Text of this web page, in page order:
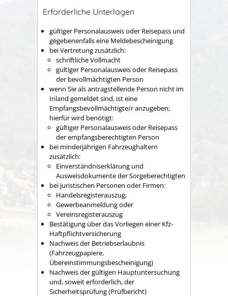
Erforderliche Unterlagen
gültiger Personalausweis oder Reisepass und
gegebenenfalls eine Meldebescheinigung
bei Vertretung zusätzlich:
schriftliche Vollmacht
gültiger Personalausweis oder Reisepass
der bevollmächtigten Person
wenn Sie als antragstellende Person nicht im
Inland gemeldet sind, ist eine
Empfangsbevollmächtigte/r anzugeben;
hierfür wird benötigt:
gültiger Personalausweis oder Reisepass
der empfangsberechtigten Person
bei minderjährigen Fahrzeughaltern
zusätzlich:
Einverständniserklärung und
Ausweisdokumente der Sorgeberechtigten
bei juristischen Personen oder Firmen:
Handelsregisterauszug,
Gewerbeanmeldung oder
Vereinsregisterauszug
Bestätigung über das Vorliegen einer Kfz-
Haftpflichtversicherung
Nachweis der Betriebserlaubnis
(Fahrzeugpapiere,
Übereinstimmungsbescheinigung)
Nachweis der gültigen Hauptuntersuchung
und, soweit erforderlich, der
Sicherheitsprüfung (Prüfbericht)